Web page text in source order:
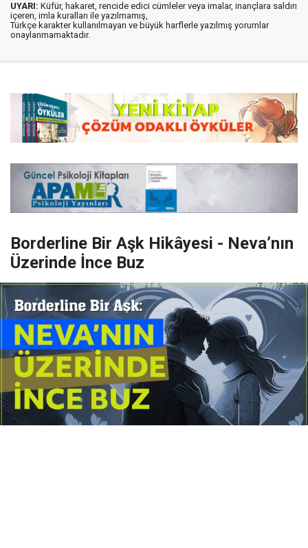
UYARI: Küfür, hakaret, rencide edici cümleler veya imalar, inançlara saldırı
içeren, imla kuralları ile yazılmamış,
Türkçe karakter kullanılmayan ve büyük harflerle yazılmış yorumlar
onaylanmamaktadır.
Borderline Bir Aşk Hikâyesi - Neva’nın
Üzerinde İnce Buz